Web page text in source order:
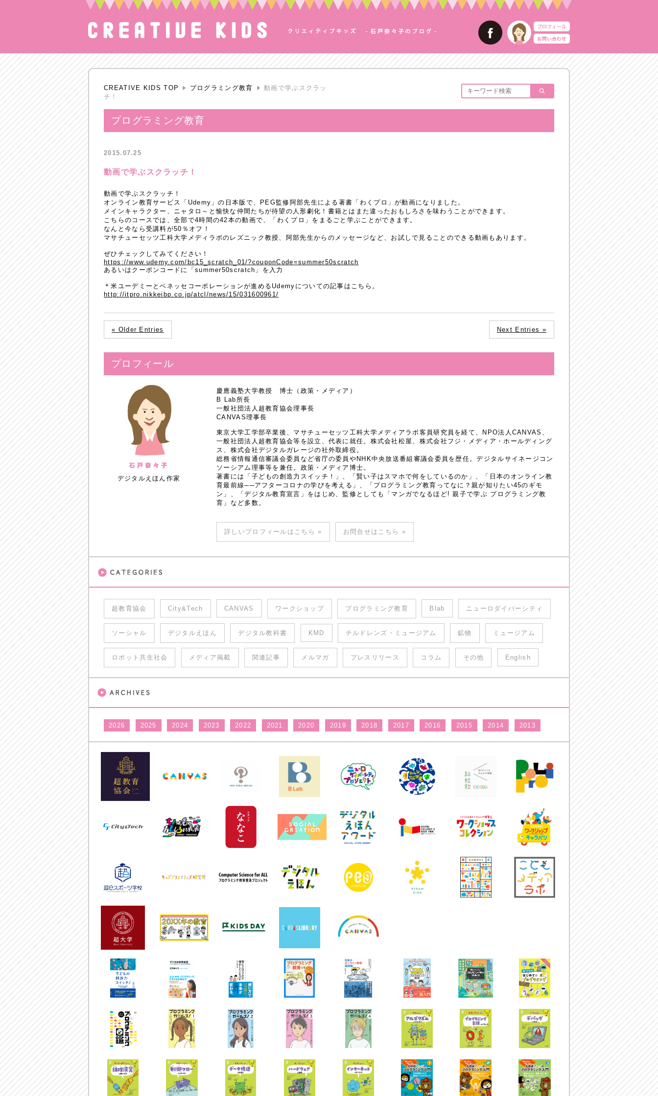
CREATIVE KIDS TOP プログラミング教育
動画で学ぶスクラッ
チ！
プログラミング教育
2015.07.25
動画で学ぶスクラッチ！
動画で学ぶスクラッチ！
オンライン教育サービス「Udemy」の日本版で、PEG監修阿部先生による著書「わくプロ」が動画になりました。
メインキャラクター、ニャタロ～と愉快な仲間たちが待望の人形劇化！書籍とはまた違ったおもしろさを味わうことができます。
こちらのコースでは、全部で4時間の42本の動画で、「わくプロ」をまるごと学ぶことができます。
なんと今なら受講料が50％オフ！
マサチューセッツ工科大学メディラボのレズニック教授、阿部先生からのメッセージなど、お試しで見ることのできる動画もあります。
ぜひチェックしてみてください！
https://www.udemy.com/bc15_scratch_01/?couponCode=summer50scratch
あるいはクーポンコードに「summer50scratch」を入力
＊米ユーデミーとベネッセコーポレーションが進めるUdemyについての記事はこちら。
http://itpro.nikkeibp.co.jp/atcl/news/15/031600961/
« Older Entries Next Entries »
プロフィール
デジタルえほん作家
慶應義塾大学教授 博士（政策・メディア）
B Lab所長
一般社団法人超教育協会理事長
CANVAS理事長
東京大学工学部卒業後、マサチューセッツ工科大学メディアラボ客員研究員を経て、NPO法人CANVAS、
一般社団法人超教育協会等を設立、代表に就任。株式会社松屋、株式会社フジ・メディア・ホールディング
ス、株式会社デジタルガレージの社外取締役。
総務省情報通信審議会委員など省庁の委員やNHK中央放送番組審議会委員を歴任。デジタルサイネージコン
ソーシアム理事等を兼任。政策・メディア博士。
著書には「子どもの創造力スイッチ！」、「賢い子はスマホで何をしているのか」、「日本のオンライン教
育最前線──アフターコロナの学びを考える」、「プログラミング教育ってなに？親が知りたい45のギモ
ン」、「デジタル教育宣言」をはじめ、監修としても「マンガでなるほど! 親子で学ぶ プログラミング教
育」など多数。
詳しいプロフィールはこちら » お問合せはこちら »
超教育協会 City&Tech CANVAS ワークショップ プログラミング教育 Blab ニューロダイバーシティ
ソーシャル デジタルえほん デジタル教科書 KMD チルドレンズ・ミュージアム 鉱物 ミュージアム
ロボット共生社会 メディア掲載 関連記事 メルマガ プレスリリース コラム その他 English
2026 2025 2024 2023 2022 2021 2020 2019 2018 2017 2016 2015 2014 2013